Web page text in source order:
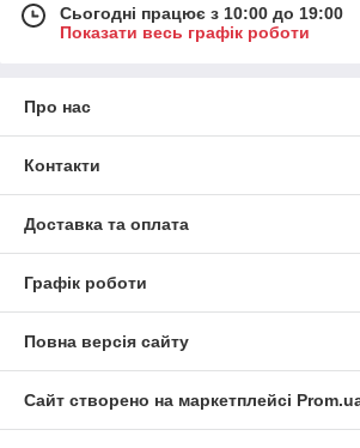
Сьогодні працює з 10:00 до 19:00
Показати весь графік роботи
Про нас
Контакти
Доставка та оплата
Графік роботи
Повна версія сайту
Сайт створено на маркетплейсі